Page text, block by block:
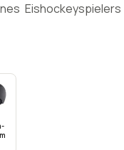
Eishockeyspielers